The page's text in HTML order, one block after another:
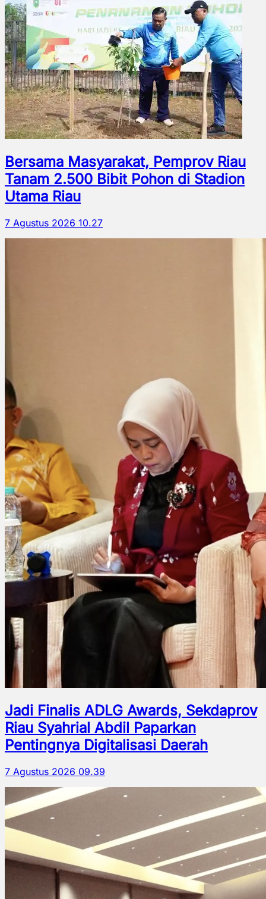
Bersama Masyarakat, Pemprov Riau
Tanam 2.500 Bibit Pohon di Stadion
Utama Riau
7 Agustus 2026 10.27
Jadi Finalis ADLG Awards, Sekdaprov
Riau Syahrial Abdil Paparkan
Pentingnya Digitalisasi Daerah
7 Agustus 2026 09.39